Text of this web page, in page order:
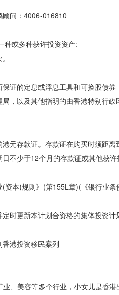
问：4006-016810
种或多种获许投资资产:
证的定息或浮息工具和可换股债
，以及其他指明的由香港特别行
元存款证。存款证在购买时须距
不少于12个月的存款证或其他获许
本)规则》(第155L章)(《银行业条
时更新本计划合资格的集体投资计
港投资移民案列
、美容等多个行业，小女儿是香